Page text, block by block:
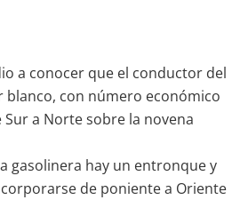
a conocer que el conductor del
blanco, con número económico
Sur a Norte sobre la novena
gasolinera hay un entronque y
de poniente a Oriente